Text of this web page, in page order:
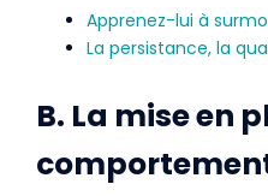
Apprenez-lui à
La persistance, la
B. La mise en